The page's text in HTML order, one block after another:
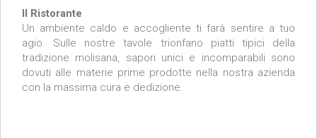
Il Ristorante
Un ambiente caldo e accogliente ti farà sentire a tuo
agio. Sulle nostre tavole trionfano piatti tipici della
tradizione molisana, sapori unici e incomparabili sono
dovuti alle materie prime prodotte nella nostra azienda
con la massima cura e dedizione.